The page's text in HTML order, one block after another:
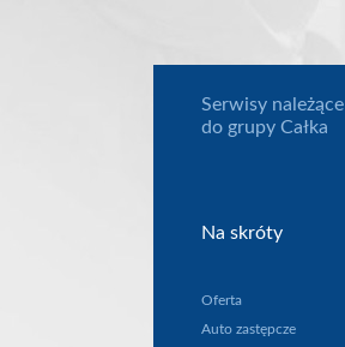
Serwisy należące
do grupy Całka
Na skróty
Oferta
Auto zastępcze